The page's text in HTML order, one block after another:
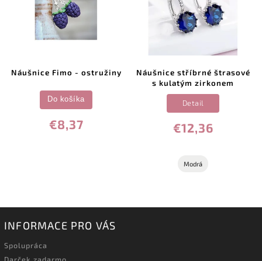
Náušnice Fimo - ostružiny
€8,37
Do košíka
Náušnice stříbrné štrasové
s kulatým zirkonem
€12,36
Detail
Modrá
INFORMACE PRO VÁS
Spolupráca
Darček zadarmo